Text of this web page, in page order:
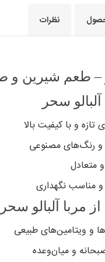
نظرات
– طعم شیرین و
سحر
تازه و با کیفیت بالا
و رنگ‌های مصنوعی
متعادل
مناسب نگهداری
مربا آلبالو سحر
و ویتامین‌های طبیعی
و میان‌وعده